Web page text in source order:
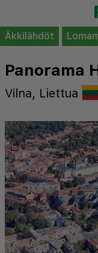
Äkkilähdöt
Panorama
Vilna, Liettua